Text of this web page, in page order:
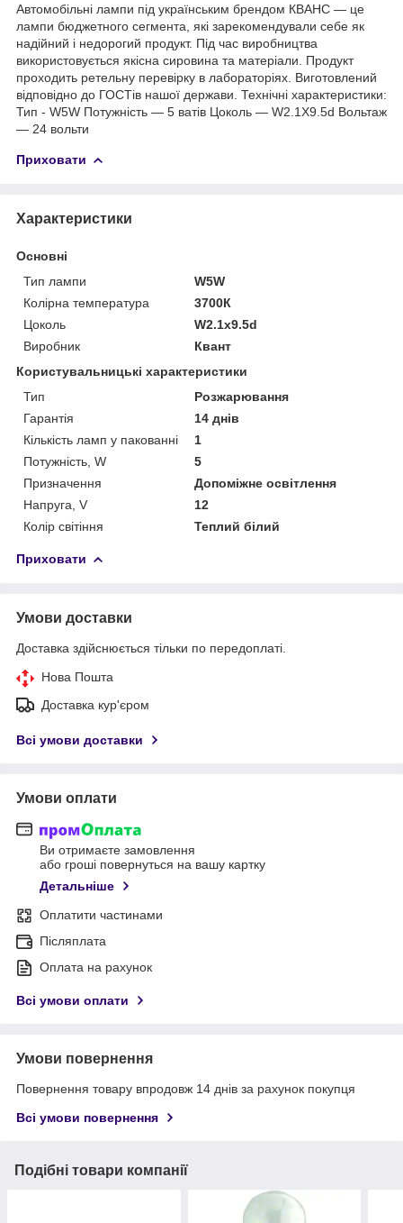
Автомобільні лампи під українським брендом КВАНС — це
лампи бюджетного сегмента, які зарекомендували себе як
надійний і недорогий продукт. Під час виробництва
використовується якісна сировина та матеріали. Продукт
проходить ретельну перевірку в лабораторіях. Виготовлений
відповідно до ГОСТів нашої держави. Технічні характеристики:
Тип - W5W Потужність — 5 ватів Цоколь — W2.1X9.5d Вольтаж
— 24 вольти
Приховати
Характеристики
Основні
Тип лампи
W5W
Колірна температура
3700К
Цоколь
W2.1x9.5d
Виробник
Квант
Користувальницькі характеристики
Тип
Розжарювання
Гарантія
14 днів
Кількість ламп у пакованні
1
Потужність, W
5
Призначення
Допоміжне освітлення
Напруга, V
12
Колір світіння
Теплий білий
Приховати
Умови доставки
Доставка здійснюється тільки по передоплаті.
Нова Пошта
Доставка кур'єром
Всі умови доставки
Умови оплати
Ви отримаєте замовлення
або гроші повернуться на вашу картку
Детальніше
Оплатити частинами
Післяплата
Оплата на рахунок
Всі умови оплати
Умови повернення
Повернення товару впродовж 14 днів за рахунок покупця
Всі умови повернення
Подібні товари компанії